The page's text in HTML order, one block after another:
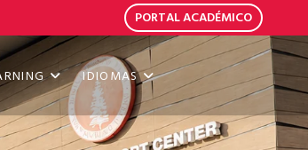
PORTAL ACADÉMICO
IDIOMAS